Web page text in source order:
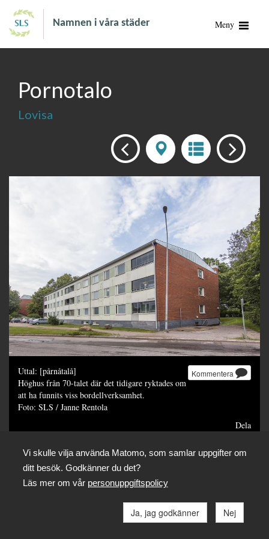
Namnen i våra städer Meny
Pornotalo
Lovisa
Kommentera
Uttal: [pårnåtalå]
Höghus från 70-talet där det tidigare ryktades om
att ha funnits viss bordellverksamhet.
Foto: SLS / Janne Rentola
Dela
Vi skulle vilja använda Matomo, som samlar uppgifter om
ditt besök. Godkänner du det?
Läs mer om vår personuppgiftspolicy
Ja, jag godkänner Nej